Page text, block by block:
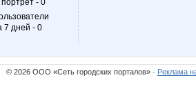
- 0
7 дней - 0
© 2026 ООО «Сеть городских порталов» · Реклама